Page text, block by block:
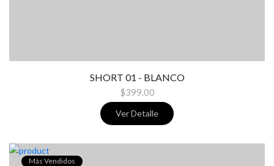
SHORT 01 - BLANCO
$399.00
Ver Detalle
Más Vendidos